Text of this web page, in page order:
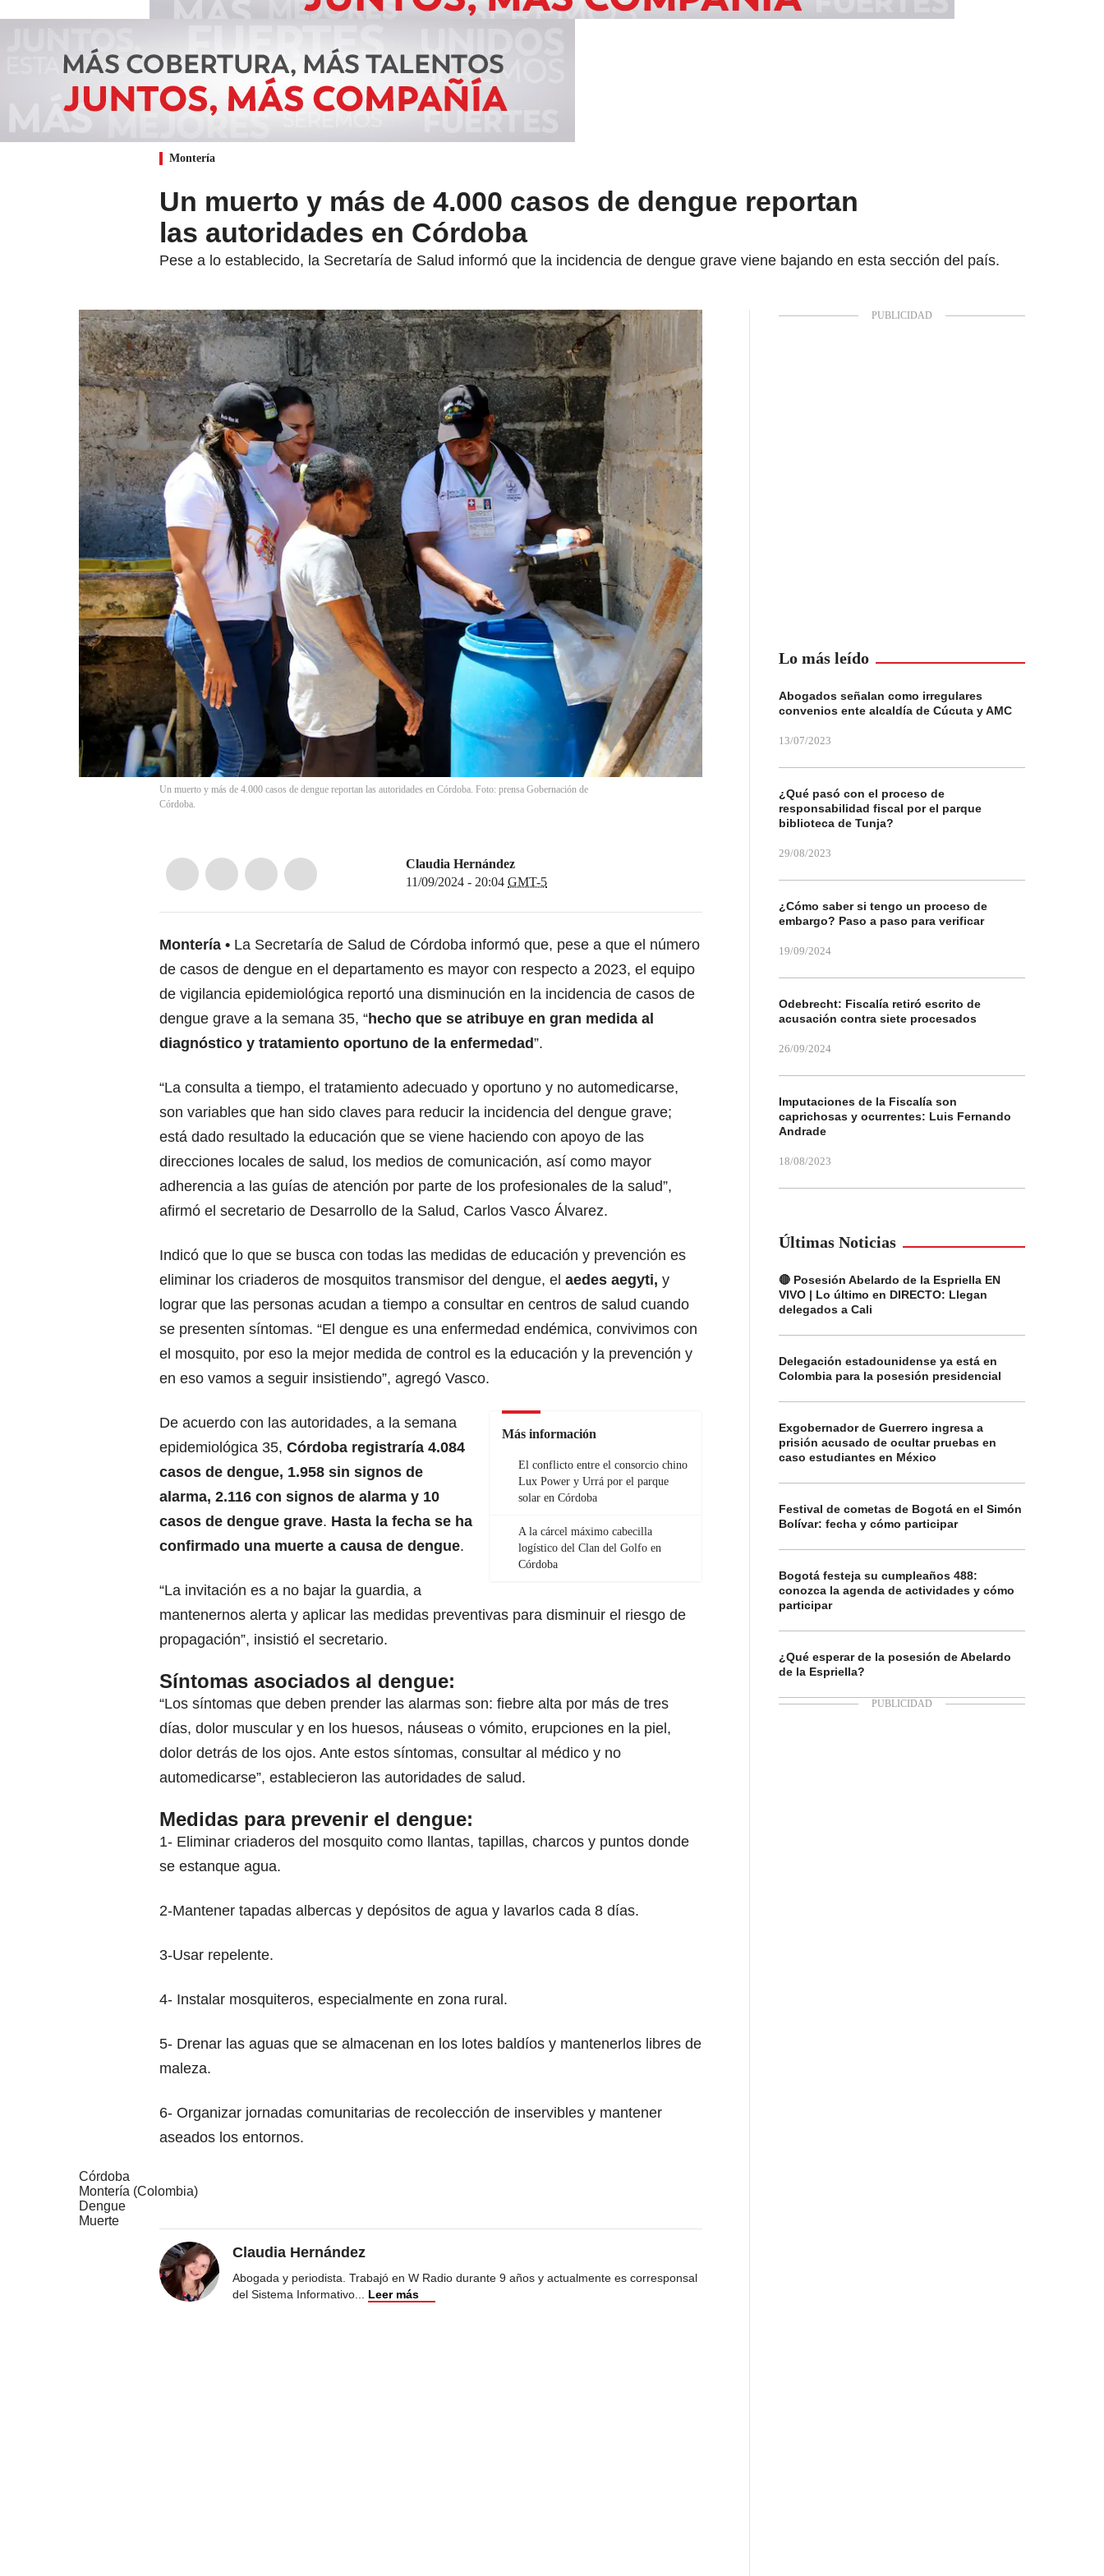
Montería
Un muerto y más de 4.000 casos de dengue reportan
las autoridades en Córdoba
Pese a lo establecido, la Secretaría de Salud informó que la incidencia de dengue grave viene bajando en esta sección del país.
Un muerto y más de 4.000 casos de dengue reportan las autoridades en Córdoba. Foto: prensa Gobernación de
Córdoba.
Claudia Hernández
11/09/2024 - 20:04 GMT-5
Montería
La Secretaría de Salud de Córdoba informó que, pese a que el número
de casos de dengue en el departamento es mayor con respecto a 2023, el equipo
de vigilancia epidemiológica reportó una disminución en la incidencia de casos de
dengue grave a la semana 35, “hecho que se atribuye en gran medida al
diagnóstico y tratamiento oportuno de la enfermedad”.
“La consulta a tiempo, el tratamiento adecuado y oportuno y no automedicarse,
son variables que han sido claves para reducir la incidencia del dengue grave;
está dado resultado la educación que se viene haciendo con apoyo de las
direcciones locales de salud, los medios de comunicación, así como mayor
adherencia a las guías de atención por parte de los profesionales de la salud”,
afirmó el secretario de Desarrollo de la Salud, Carlos Vasco Álvarez.
Indicó que lo que se busca con todas las medidas de educación y prevención es
eliminar los criaderos de mosquitos transmisor del dengue, el aedes aegyti, y
lograr que las personas acudan a tiempo a consultar en centros de salud cuando
se presenten síntomas. “El dengue es una enfermedad endémica, convivimos con
el mosquito, por eso la mejor medida de control es la educación y la prevención y
en eso vamos a seguir insistiendo”, agregó Vasco.
Más información
El conflicto entre el consorcio chino
Lux Power y Urrá por el parque
solar en Córdoba
A la cárcel máximo cabecilla
logístico del Clan del Golfo en
Córdoba
De acuerdo con las autoridades, a la semana
epidemiológica 35, Córdoba registraría 4.084
casos de dengue, 1.958 sin signos de
alarma, 2.116 con signos de alarma y 10
casos de dengue grave. Hasta la fecha se ha
confirmado una muerte a causa de dengue.
“La invitación es a no bajar la guardia, a
mantenernos alerta y aplicar las medidas preventivas para disminuir el riesgo de
propagación”, insistió el secretario.
Síntomas asociados al dengue:
“Los síntomas que deben prender las alarmas son: fiebre alta por más de tres
días, dolor muscular y en los huesos, náuseas o vómito, erupciones en la piel,
dolor detrás de los ojos. Ante estos síntomas, consultar al médico y no
automedicarse”, establecieron las autoridades de salud.
Medidas para prevenir el dengue:
1- Eliminar criaderos del mosquito como llantas, tapillas, charcos y puntos donde
se estanque agua.
2-Mantener tapadas albercas y depósitos de agua y lavarlos cada 8 días.
3-Usar repelente.
4- Instalar mosquiteros, especialmente en zona rural.
5- Drenar las aguas que se almacenan en los lotes baldíos y mantenerlos libres de
maleza.
6- Organizar jornadas comunitarias de recolección de inservibles y mantener
aseados los entornos.
Córdoba
Montería (Colombia)
Dengue
Muerte
Claudia Hernández
Abogada y periodista. Trabajó en W Radio durante 9 años y actualmente es corresponsal
del Sistema Informativo... Leer más
Lo más leído
Abogados señalan como irregulares
convenios ente alcaldía de Cúcuta y AMC
13/07/2023
¿Qué pasó con el proceso de
responsabilidad fiscal por el parque
biblioteca de Tunja?
29/08/2023
¿Cómo saber si tengo un proceso de
embargo? Paso a paso para verificar
19/09/2024
Odebrecht: Fiscalía retiró escrito de
acusación contra siete procesados
26/09/2024
Imputaciones de la Fiscalía son
caprichosas y ocurrentes: Luis Fernando
Andrade
18/08/2023
Últimas Noticias
🔴 Posesión Abelardo de la Espriella EN
VIVO | Lo último en DIRECTO: Llegan
delegados a Cali
Delegación estadounidense ya está en
Colombia para la posesión presidencial
Exgobernador de Guerrero ingresa a
prisión acusado de ocultar pruebas en
caso estudiantes en México
Festival de cometas de Bogotá en el Simón
Bolívar: fecha y cómo participar
Bogotá festeja su cumpleaños 488:
conozca la agenda de actividades y cómo
participar
¿Qué esperar de la posesión de Abelardo
de la Espriella?